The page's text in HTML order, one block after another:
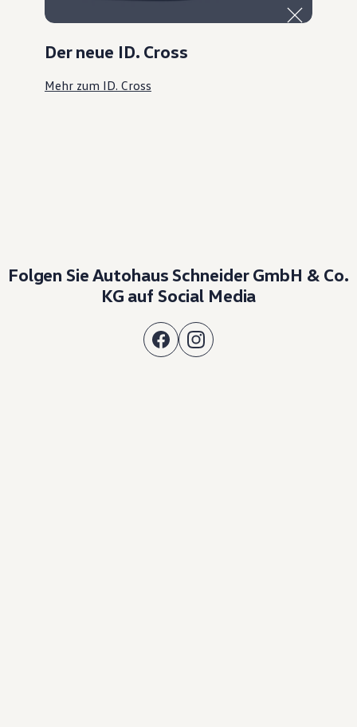
Der neue ID. Cross
Mehr zum ID. Cross
Folgen Sie Autohaus Schneider GmbH & Co.
KG auf Social Media